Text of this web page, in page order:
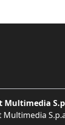
Multimedia